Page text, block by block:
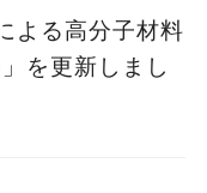
よる高分子材料
を更新しまし